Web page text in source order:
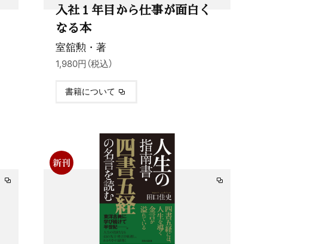
入社１年目から仕事が面白く
なる本
室舘勲・著
1,980円（税込）
書籍について